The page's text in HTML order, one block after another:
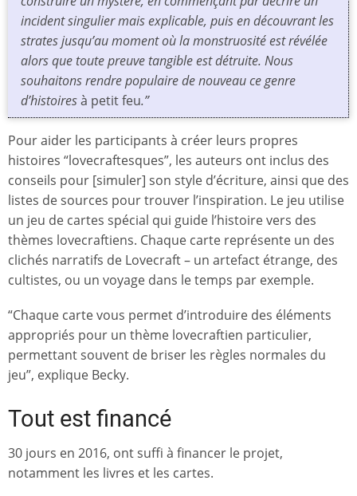
incident singulier mais explicable, puis en découvrant les
strates jusqu’au moment où la monstruosité est révélée
alors que toute preuve tangible est détruite. Nous
souhaitons rendre populaire de nouveau ce genre
d’histoiresà petit feu.”
Pour aider les participants à créer leurs propres
histoires “lovecraftesques”, les auteurs ont inclus des
conseils pour [simuler] son style d’écriture, ainsi que des
listes de sources pour trouver l’inspiration. Le jeu utilise
un jeu de cartes spécial qui guide l’histoire vers des
thèmes lovecraftiens. Chaque carte représente un des
clichés narratifs de Lovecraft – un artefact étrange, des
cultistes, ou un voyage dans le temps par exemple.
“Chaque carte vous permet d’introduire des éléments
appropriés pour un thème lovecraftien particulier,
permettant souvent de briser les règles normales du
jeu”, explique Becky.
Tout est financé
30 jours en 2016, ont suffi à financer le projet,
notamment les livres et les cartes.